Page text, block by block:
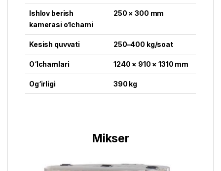
Ishlov berish
kamerasi o‘lchami
250 × 300 mm
Kesish quvvati 250–400 kg/soat
O‘lchamlari 1240 × 910 × 1310 mm
Og‘irligi 390 kg
Mikser